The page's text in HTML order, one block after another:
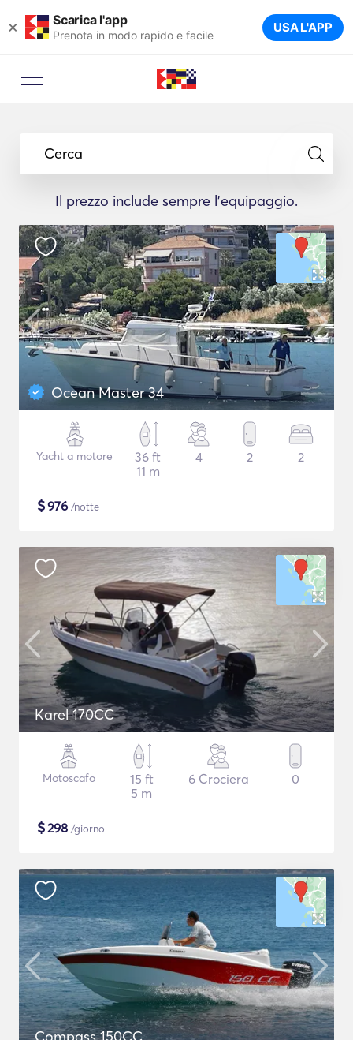
× Scarica l'app
Prenota in modo rapido e facile USA L'APP
Cerca
Il prezzo include sempre l'equipaggio.
Ocean Master 34
Yacht a motore
36 ft
11 m
4 2 2
$976 /notte
Karel 170CC
Motoscafo
15 ft
5 m
6 Crociera 0
$298 /giorno